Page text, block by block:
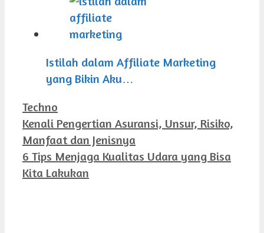
Istilah dalam Affiliate Marketing
yang Bikin Aku…
Kategori
Techno
Kenali Pengertian Asuransi, Unsur, Risiko,
Manfaat dan Jenisnya
6 Tips Menjaga Kualitas Udara yang Bisa
Kita Lakukan